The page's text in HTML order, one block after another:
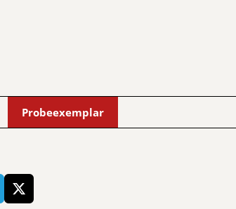
Probeexemplar